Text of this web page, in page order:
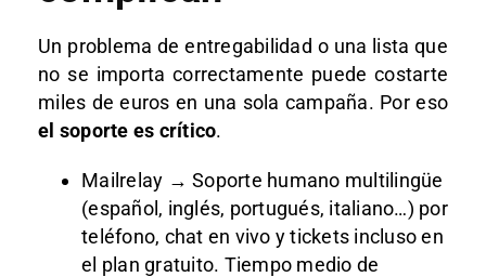
Un problema de entregabilidad o una lista que
no se importa correctamente puede costarte
miles de euros en una sola campaña. Por eso
el soporte es crítico.
Mailrelay → Soporte humano multilingüe
(español, inglés, portugués, italiano…) por
teléfono, chat en vivo y tickets incluso en
el plan gratuito. Tiempo medio de